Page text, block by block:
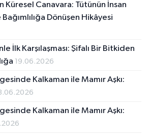
Küresel Canavara: Tütünün İnsan
Dönüşen Hikâyesi
İlk Karşılaşması: Şifalı Bir Bitkiden
19.06.2026
Kalkaman ile Mamır Aşkı:
Kalkaman ile Mamır Aşkı: